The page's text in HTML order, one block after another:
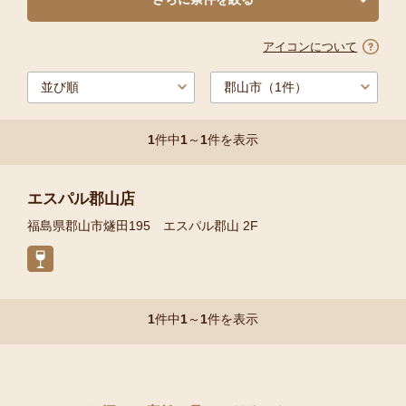
1件中1～1件を表示
アイコンについて
エスパル郡山店
福島県郡山市燧田195 エスパル郡山 2F
1件中1～ 1件を表示